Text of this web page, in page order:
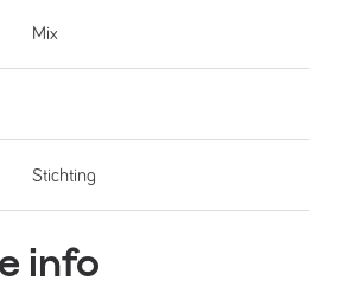
Mix
Stichting
info